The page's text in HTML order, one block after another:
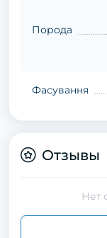
Порода
Фасування
Отзывы
Нет